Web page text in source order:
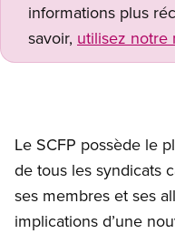
informations plus
savoir, utilisez notre
Le SCFP possède le
de tous les syndicats
ses membres et ses
implications d’une